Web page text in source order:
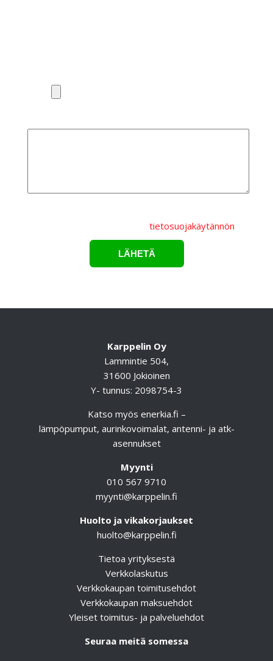
tietosuojakäytännön
Karppelin Oy
Lammintie 504,
31600 Jokioinen
Y- tunnus: 2098754-3
Katso myös enerkia.fi –
lämpöpumput, aurinkovoimalat, antenni- ja atk-
asennukset
Myynti
010 567 9710
myynti@karppelin.fi
Huolto ja vikakorjaukset
huolto@karppelin.fi
Tietoa yrityksestä
Verkkolaskutus
Verkkokaupan toimitusehdot
Verkkokaupan maksuehdot
Yleiset toimitus- ja palveluehdot
Seuraa meitä somessa